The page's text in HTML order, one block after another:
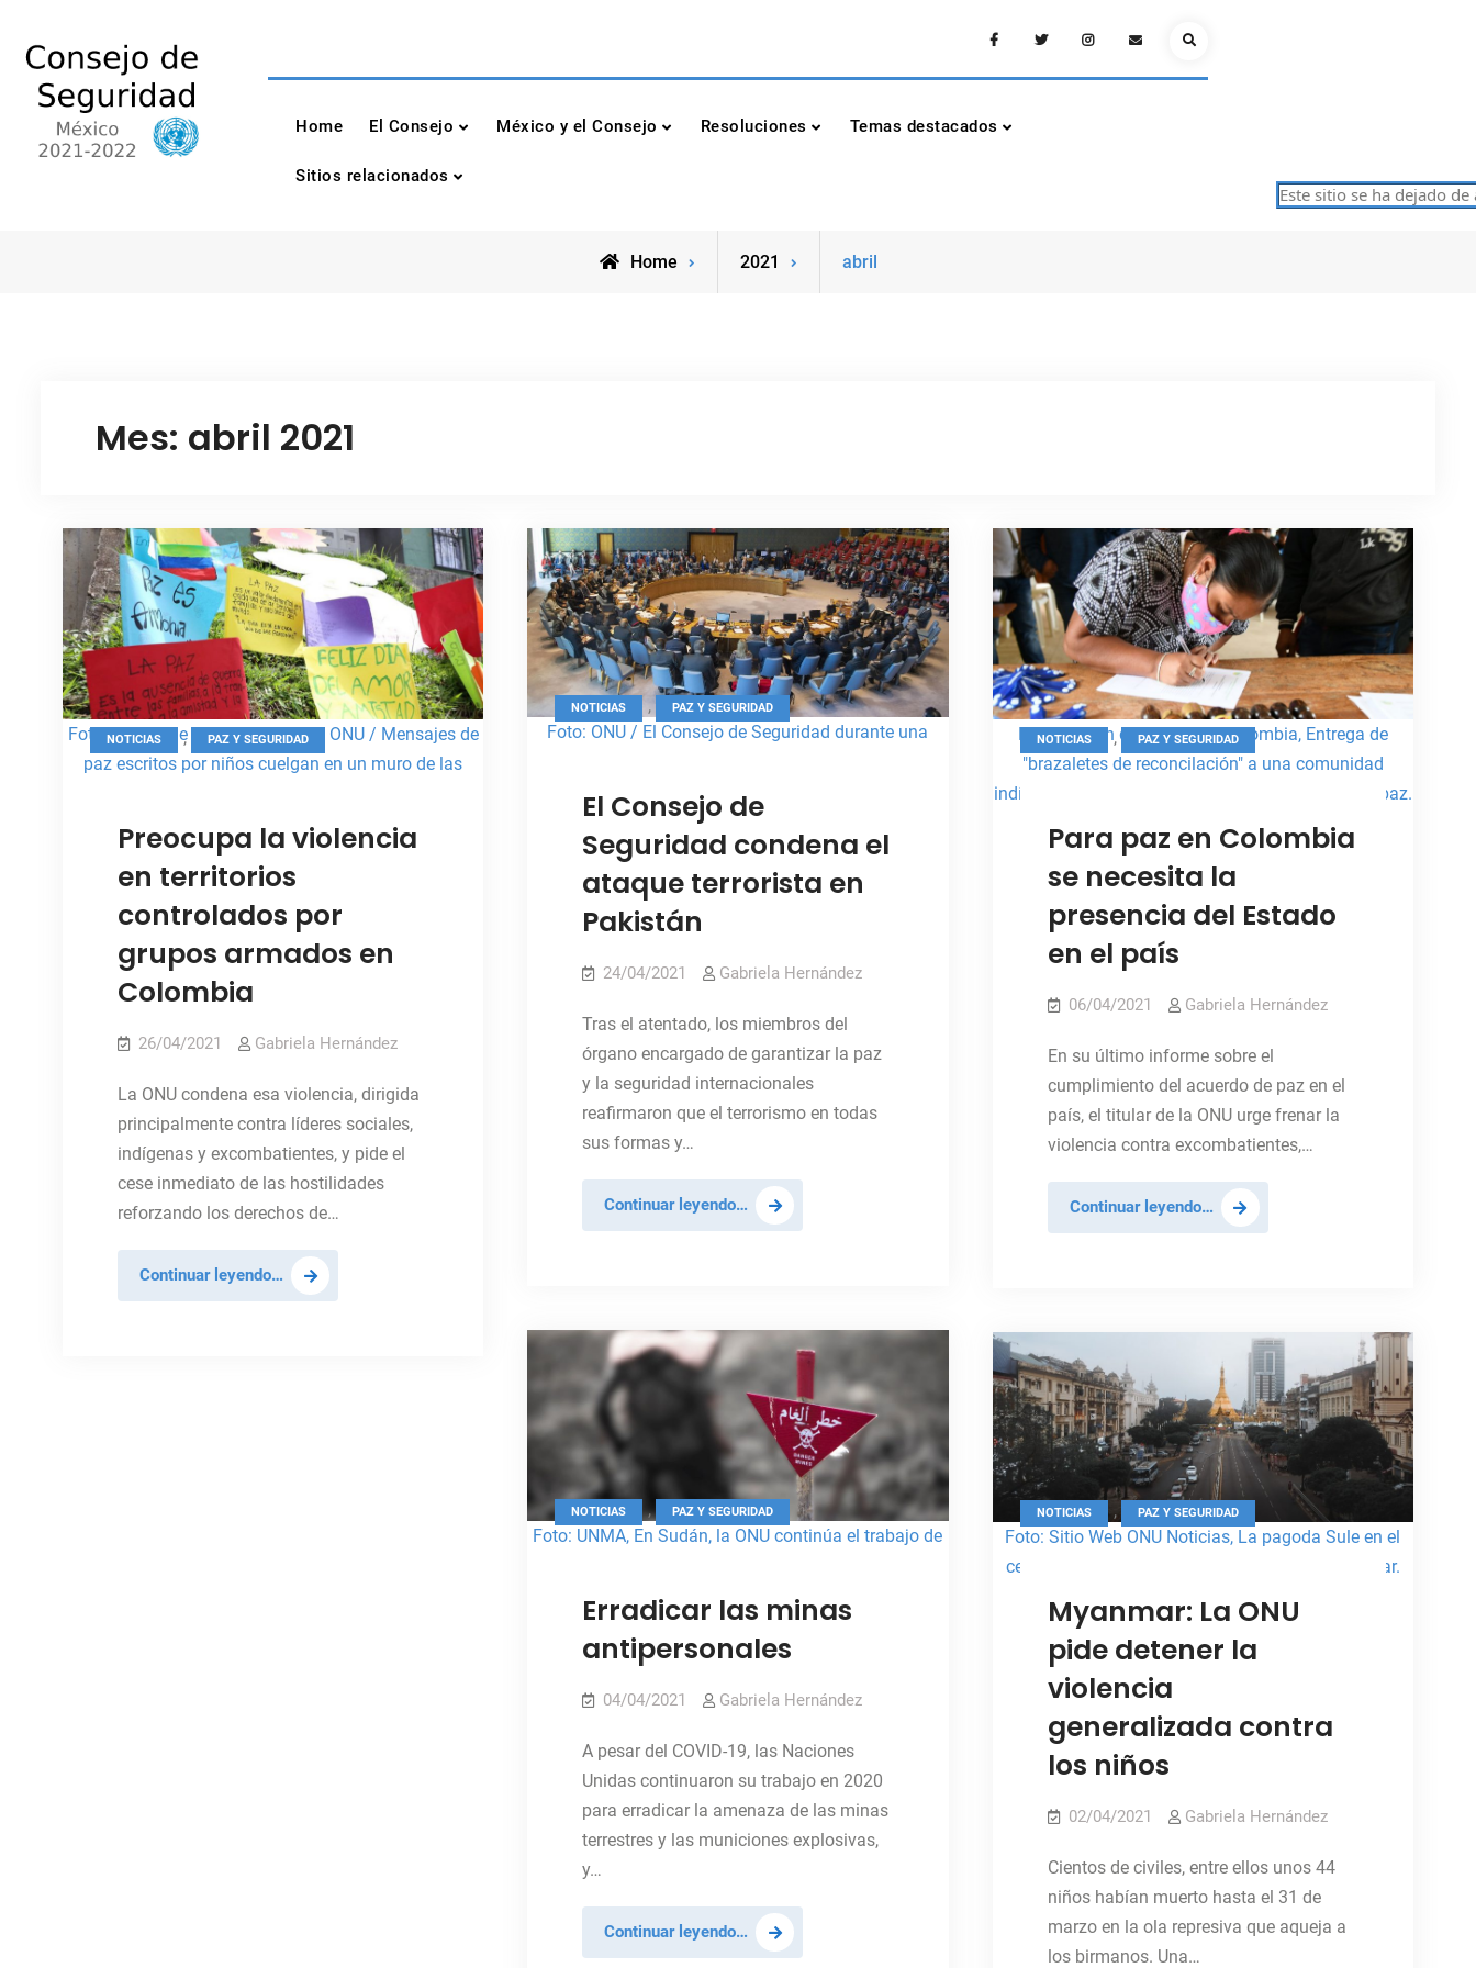
content
Consejo de Seguridad de las Naciones Unidas
México 2021-2022
FacebookTwitterInstagramEmailSearch
Home El Consejo México y el Consejo Resoluciones Temas destacados
Sitios relacionados
Este sitio se ha dejado de
Home 2021 abril
Mes: abril 2021
Foto: Misión de Verificación de la ONU / Mensajes de
paz escritos por niños cuelgan en un muro de las
NOTICIAS , PAZ Y SEGURIDAD
Preocupa la violencia
en territorios
controlados por
grupos armados en
Colombia
26/04/2021 Gabriela Hernández
La ONU condena esa violencia, dirigida
principalmente contra líderes sociales,
indígenas y excombatientes, y pide el
cese inmediato de las hostilidades
reforzando los derechos de…
Continuar leyendo… Preocupa
la
Foto: ONU / El Consejo de Seguridad durante una
NOTICIAS , PAZ Y SEGURIDAD
El Consejo de
Seguridad condena el
ataque terrorista en
Pakistán
24/04/2021 Gabriela Hernández
Tras el atentado, los miembros del
órgano encargado de garantizar la paz
y la seguridad internacionales
reafirmaron que el terrorismo en todas
sus formas y…
Continuar leyendo… El
Consejo
ataque
terrorista
en
Pakistán
Foto: Misión de la ONU en Colombia, Entrega de
"brazaletes de reconcilación" a una comunidad
indígena en Colombia, como parte del proceso de paz.
NOTICIAS , PAZ Y SEGURIDAD
Para paz en Colombia
se necesita la
presencia del Estado
en el país
06/04/2021 Gabriela Hernández
En su último informe sobre el
cumplimiento del acuerdo de paz en el
país, el titular de la ONU urge frenar la
violencia contra excombatientes,…
Continuar leyendo… Para
paz
necesita
la
presencia
del
Estado
en
el
país
Foto: UNMA, En Sudán, la ONU continúa el trabajo de
NOTICIAS , PAZ Y SEGURIDAD
Erradicar las minas
antipersonales
04/04/2021 Gabriela Hernández
A pesar del COVID-19, las Naciones
Unidas continuaron su trabajo en 2020
para erradicar la amenaza de las minas
terrestres y las municiones explosivas,
y…
Continuar leyendo… Erradicar
las
Foto: Sitio Web ONU Noticias, La pagoda Sule en el
centro de Yangon, el centro comercial de Myanmar.
NOTICIAS , PAZ Y SEGURIDAD
Myanmar: La ONU
pide detener la
violencia
generalizada contra
los niños
02/04/2021 Gabriela Hernández
Cientos de civiles, entre ellos unos 44
niños habían muerto hasta el 31 de
marzo en la ola represiva que aqueja a
los birmanos. Una…